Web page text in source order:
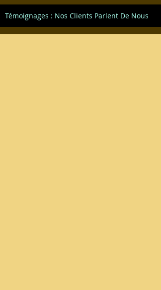
Témoignages : Nos Clients Parlent De Nous